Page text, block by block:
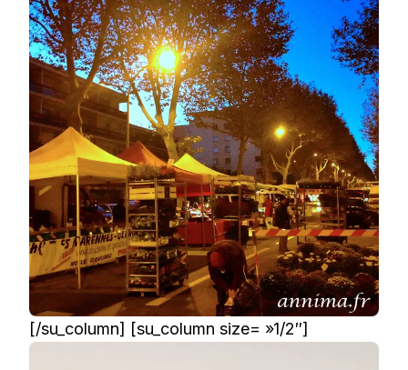
[/su_column] [su_column size= »1/2″]